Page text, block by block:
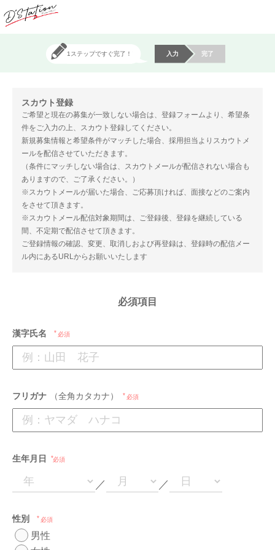
1ステップですぐ完了！ 入力 完了
スカウト登録
ご希望と現在の募集が一致しない場合は、登録フォームより、希望条
件をご入力の上、スカウト登録してください。
新規募集情報と希望条件がマッチした場合、採用担当よりスカウトメ
ールを配信させていただきます。
（条件にマッチしない場合は、スカウトメールが配信されない場合も
ありますので、ご了承ください。）
※スカウトメールが届いた場合、ご応募頂ければ、面接などのご案内
をさせて頂きます。
※スカウトメール配信対象期間は、ご登録後、登録を継続している
間、不定期で配信させて頂きます。
ご登録情報の確認、変更、取消しおよび再登録は、登録時の配信メー
ル内にあるURLからお願いいたします
必須項目
漢字氏名 必須
フリガナ （全角カタカナ） 必須
生年月日 必須
／ ／
性別 必須
男性